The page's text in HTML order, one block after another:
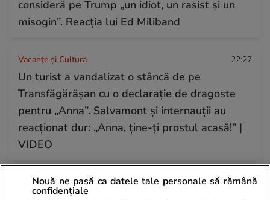
consideră pe Trump „un idiot, un rasist și un
misogin”. Reacția lui Ed Miliband
Vacanțe și Cultură 22:27
Un turist a vandalizat o stâncă de pe
Transfăgărășan cu o declarație de dragoste
pentru „Anna”. Salvamont și internauții au
reacționat dur: „Anna, ține-ți prostul acasă!” |
VIDEO
Citește mai multe
Nouă ne pasă ca datele tale personale să rămână
confidențiale